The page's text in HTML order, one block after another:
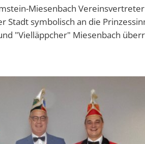
Miesenbach
Stadt symbolisch an die
"Vielläppcher" Miesenbach